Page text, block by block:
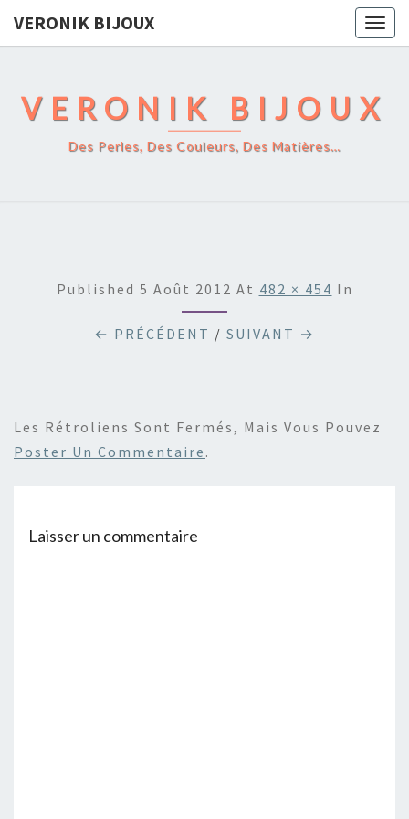
VERONIK BIJOUX
VERONIK BIJOUX
Des Perles, Des Couleurs, Des Matières…
Published 5 Août 2012 At 482 × 454 In
← PRÉCÉDENT / SUIVANT →
Les Rétroliens Sont Fermés, Mais Vous Pouvez
Poster Un Commentaire .
Laisser un commentaire